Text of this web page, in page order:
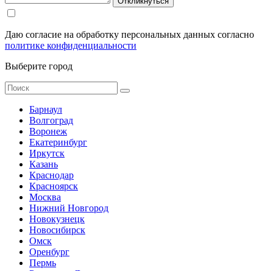
Даю согласие на обработку персональных данных согласно
политике конфиденциальности
Выберите город
Барнаул
Волгоград
Воронеж
Екатеринбург
Иркутск
Казань
Краснодар
Красноярск
Москва
Нижний Новгород
Новокузнецк
Новосибирск
Омск
Оренбург
Пермь